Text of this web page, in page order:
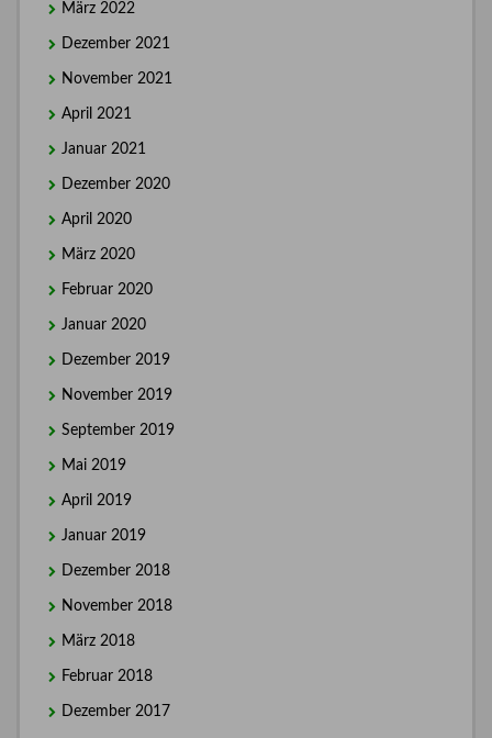
März 2022
Dezember 2021
November 2021
April 2021
Januar 2021
Dezember 2020
April 2020
März 2020
Februar 2020
Januar 2020
Dezember 2019
November 2019
September 2019
Mai 2019
April 2019
Januar 2019
Dezember 2018
November 2018
März 2018
Februar 2018
Dezember 2017